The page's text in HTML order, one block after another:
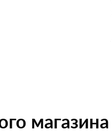
магазина